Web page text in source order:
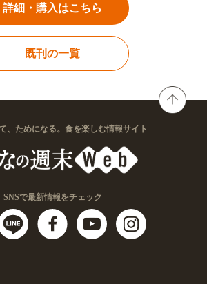
詳細・購入はこちら
既刊の一覧
、ためになる。食を楽しむ情報サイト
SNSで最新情報をチェック